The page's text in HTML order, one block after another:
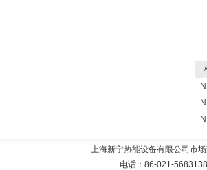
上海新宁热能设备有限公司市
电话：86-021-